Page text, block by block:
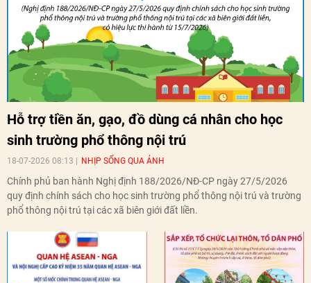
Hỗ trợ tiền ăn, gạo, đồ dùng cá nhân cho học
sinh trường phổ thông nội trú
18-07-2026 08:13 NHỊP SỐNG QUA ẢNH
Chính phủ ban hành Nghị định 188/2026/NĐ-CP ngày 27/5/2026
quy định chính sách cho học sinh trường phổ thông nội trú và trường
phổ thông nội trú tại các xã biên giới đất liền.